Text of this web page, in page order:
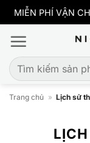
qua
nội
MIỄN PHÍ VẬN
Tìm
kiếm:
Trang chủ » Lịch sử